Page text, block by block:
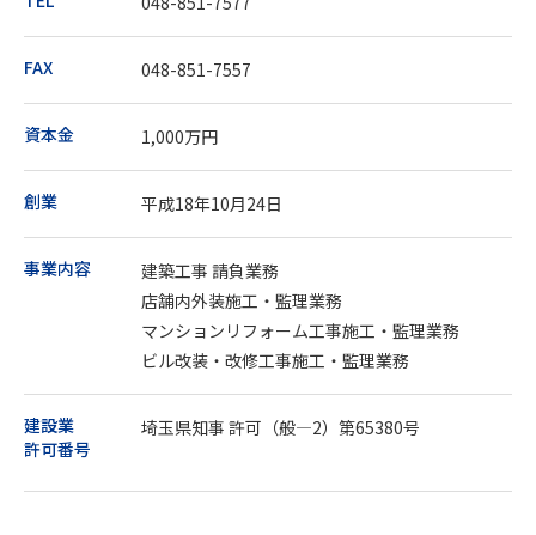
FAX 048-851-7557
資本金 1,000万円
創業 平成18年10月24日
事業内容
建築工事 請負業務
店舗内外装施工・監理業務
マンションリフォーム工事施工・監理業務
ビル改装・改修工事施工・監理業務
建設業
許可番号
埼玉県知事 許可（般―2）第65380号